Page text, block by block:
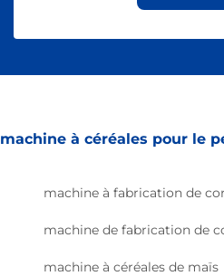
machine à céréales pour le
machine à fabrication de
machine de fabrication de
machine à céréales de maïs